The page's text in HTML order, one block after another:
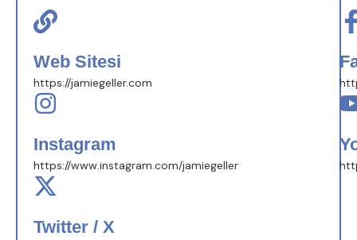
Web Sitesi
https://jamiegeller.com
Instagram
https://www.instagram.com/jamiegeller
Twitter / X